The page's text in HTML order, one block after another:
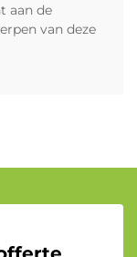
aan de
van deze